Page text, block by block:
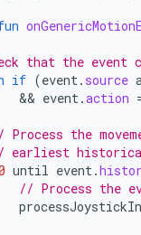
that the event
if (event. source
&&
event.action
Process the
earliest
until event.
// Process the